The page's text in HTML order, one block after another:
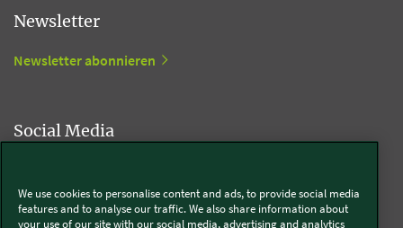
Newsletter
Newsletter abonnieren
Social Media
We use cookies to personalise content and ads, to provide social media
features and to analyse our traffic. We also share information about
your use of our site with our social media, advertising and analytics